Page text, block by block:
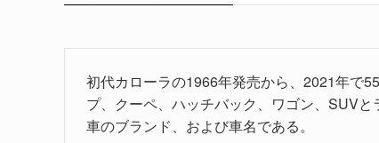
初代カローラの1966年発売から、2021年で
プ、クーペ、ハッチバック、ワゴン、SUV
車のブランド、および車名である。